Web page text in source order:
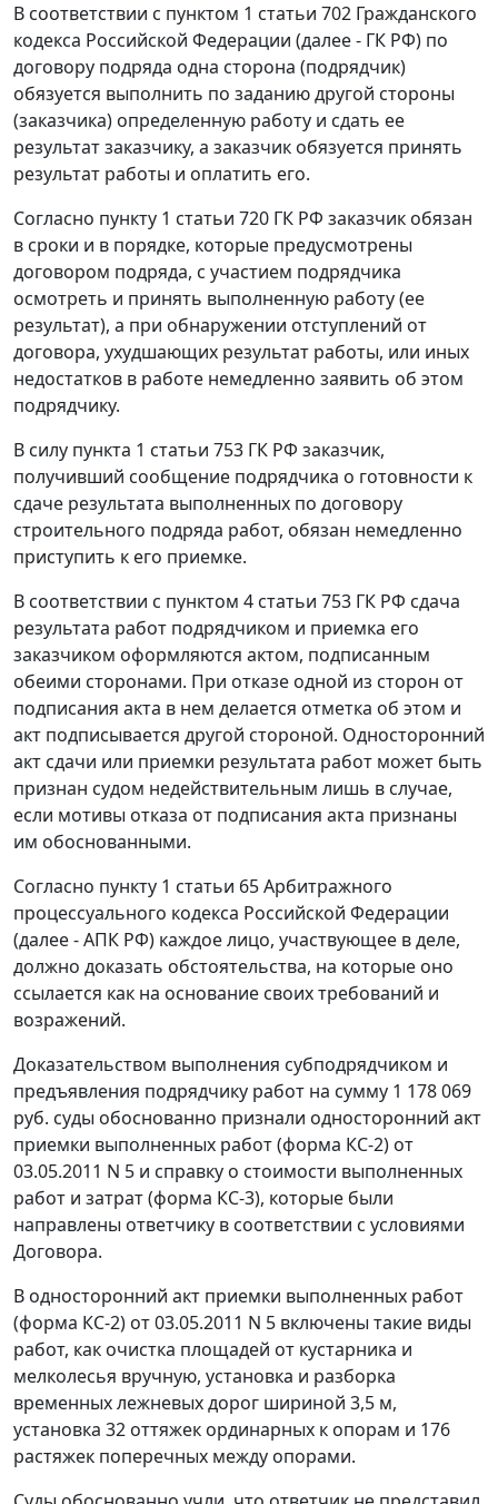
В соответствии с пунктом 1 статьи 702 Гражданского
кодекса Российской Федерации (далее - ГК РФ) по
договору подряда одна сторона (подрядчик)
обязуется выполнить по заданию другой стороны
(заказчика) определенную работу и сдать ее
результат заказчику, а заказчик обязуется принять
результат работы и оплатить его.
Согласно пункту 1 статьи 720 ГК РФ заказчик обязан
в сроки и в порядке, которые предусмотрены
договором подряда, с участием подрядчика
осмотреть и принять выполненную работу (ее
результат), а при обнаружении отступлений от
договора, ухудшающих результат работы, или иных
недостатков в работе немедленно заявить об этом
подрядчику.
В силу пункта 1 статьи 753 ГК РФ заказчик,
получивший сообщение подрядчика о готовности к
сдаче результата выполненных по договору
строительного подряда работ, обязан немедленно
приступить к его приемке.
В соответствии с пунктом 4 статьи 753 ГК РФ сдача
результата работ подрядчиком и приемка его
заказчиком оформляются актом, подписанным
обеими сторонами. При отказе одной из сторон от
подписания акта в нем делается отметка об этом и
акт подписывается другой стороной. Односторонний
акт сдачи или приемки результата работ может быть
признан судом недействительным лишь в случае,
если мотивы отказа от подписания акта признаны
им обоснованными.
Согласно пункту 1 статьи 65Арбитражного
процессуального кодекса Российской Федерации
(далее - АПК РФ) каждое лицо, участвующее в деле,
должно доказать обстоятельства, на которые оно
ссылается как на основание своих требований и
возражений.
Доказательством выполнения субподрядчиком и
предъявления подрядчику работ на сумму 1 178 069
руб. суды обоснованно признали односторонний акт
приемки выполненных работ (форма КС-2) от
03.05.2011 N 5 и справку о стоимости выполненных
работ и затрат (форма КС-3), которые были
направлены ответчику в соответствии с условиями
Договора.
В односторонний акт приемки выполненных работ
(форма КС-2) от 03.05.2011 N 5 включены такие виды
работ, как очистка площадей от кустарника и
мелколесья вручную, установка и разборка
временных лежневых дорог шириной 3,5 м,
установка 32 оттяжек ординарных к опорам и 176
растяжек поперечных между опорами.